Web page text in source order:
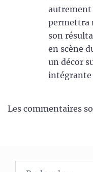
autrement
permettra
son
en scène
un décor
intégrante
Les commentaires